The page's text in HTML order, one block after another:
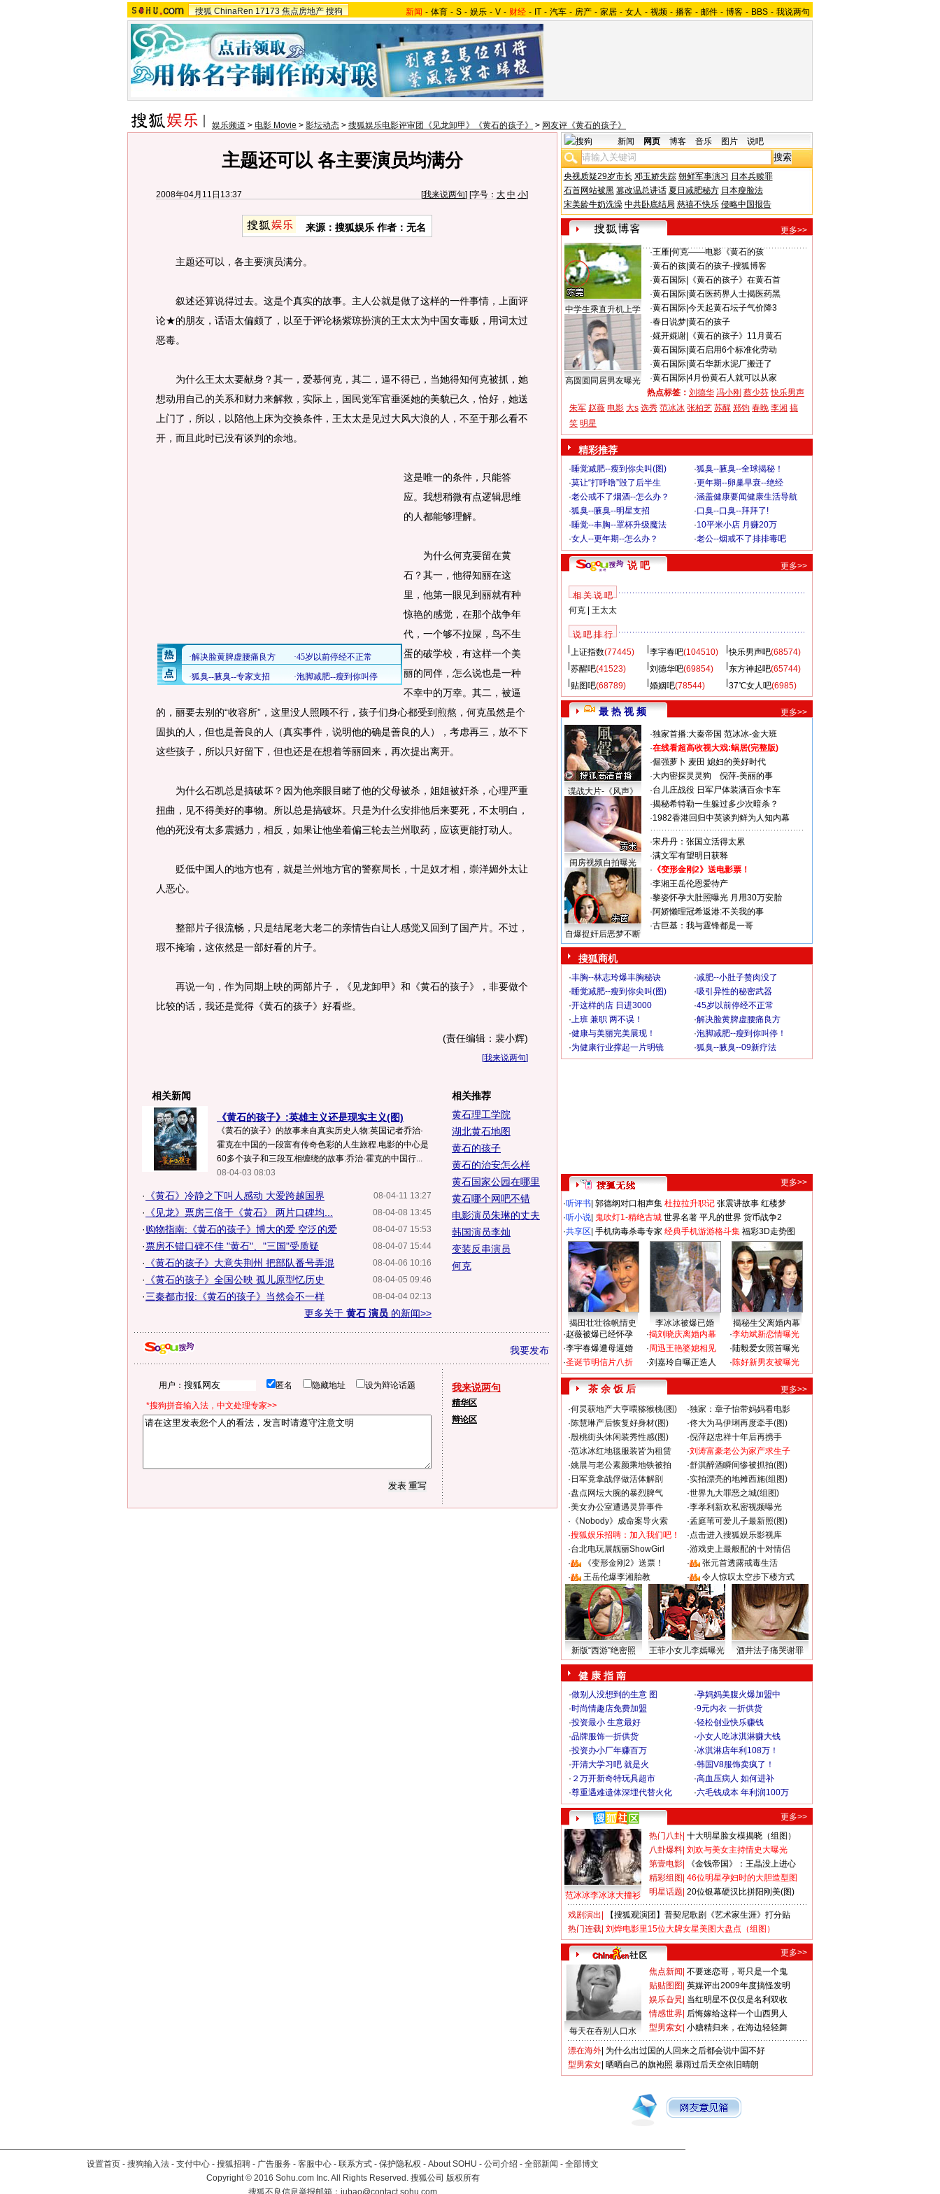
搜狐 ChinaRen 17173 焦点房地产 搜狗 新闻 - 体育 - S - 娱乐 - V - 财经 - IT - 汽车 - 房产 - 家居 - 女人 - 视频 - 播客 - 邮件 - 博客 - BBS - 我说两句
娱乐频道 > 电影 Movie > 影坛动态 > 搜狐娱乐电影评审团《见龙卸甲》《黄石的孩子》 > 网友评《黄石的孩子》
主题还可以 各主要演员均满分
2008年04月11日13:37 [我来说两句] [字号： 大 中 小]
来源：搜狐娱乐 作者：无名
主题还可以，各主要演员满分。
叙述还算说得过去。这是个真实的故事。主人公就是做了这样的一件事情，上面评
论★的朋友，话语太偏颇了，以至于评论杨紫琼扮演的王太太为中国女毒贩，用词太过
恶毒。
为什么王太太要献身？其一，爱慕何克，其二，逼不得已，当她得知何克被抓，她
想动用自己的关系和财力来解救，实际上，国民党军官垂涎她的美貌已久，恰好，她送
上门了，所以，以陪他上床为交换条件，王太太是见过大风大浪的人，不至于那么看不
开，而且此时已没有谈判的余地。
这是唯一的条件，只能答
应。我想稍微有点逻辑思维
的人都能够理解。
为什么何克要留在黄
石？其一，他得知丽在这
里，他第一眼见到丽就有种
惊艳的感觉，在那个战争年
代，一个够不拉屎，鸟不生
蛋的破学校，有这样一个美
丽的同伴，怎么说也是一种
不幸中的万幸。其二，被逼
的，丽要去别的“收容所”，这里没人照顾不行，孩子们身心都受到煎熬，何克虽然是个
固执的人，但也是善良的人（真实事件，说明他的确是善良的人），考虑再三，放不下
这些孩子，所以只好留下，但也还是在想着等丽回来，再次提出离开。
为什么石凯总是搞破坏？因为他亲眼目睹了他的父母被杀，姐姐被奸杀，心理严重
扭曲，见不得美好的事物。所以总是搞破坏。只是为什么安排他后来要死，不太明白，
他的死没有太多震撼力，相反，如果让他坐着偏三轮去兰州取药，应该更能打动人。
贬低中国人的地方也有，就是兰州地方官的警察局长，十足奴才相，崇洋媚外太让
人恶心。
整部片子很流畅，只是结尾老大老二的亲情告白让人感觉又回到了国产片。不过，
瑕不掩瑜，这依然是一部好看的片子。
再说一句，作为同期上映的两部片子，《见龙卸甲》和《黄石的孩子》，非要做个
比较的话，我还是觉得《黄石的孩子》好看些。
(责任编辑：裴小辉)
[我来说两句]
相关新闻
《黄石的孩子》:英雄主义还是现实主义(图)
《黄石的孩子》的故事来自真实历史人物:英国记者乔治·
霍克在中国的一段富有传奇色彩的人生旅程.电影的中心是
60多个孩子和三段互相缠绕的故事:乔治·霍克的中国行...
08-04-03 08:03
08-04-11 13:27
· 《黄石》冷静之下叫人感动 大爱跨越国界
08-04-08 13:45
· 《见龙》票房三倍于《黄石》 两片口碑均...
08-04-07 15:53
·购物指南:《黄石的孩子》博大的爱 空泛的爱
08-04-07 15:44
·票房不错口碑不佳 "黄石"、"三国"受质疑
08-04-06 10:16
· 《黄石的孩子》大意失荆州 把部队番号弄混
08-04-05 09:46
· 《黄石的孩子》全国公映 孤儿原型忆历史
08-04-04 02:13
·三秦都市报:《黄石的孩子》当然会不一样
更多关于 黄石 演员 的新闻>>
相关推荐
黄石理工学院
湖北黄石地图
黄石的孩子
黄石的治安怎么样
黄石国家公园在哪里
黄石哪个网吧不错
电影演员朱琳的丈夫
韩国演员李灿
变装反串演员
何克
我要发布
用户： 匿名 隐藏地址 设为辩论话题
*搜狗拼音输入法，中文处理专家>>
我来说两句
精华区
辩论区
新闻 网页 博客 音乐 图片 说吧
央视质疑29岁市长 邓玉娇失踪 朝鲜军事演习 日本兵赎罪
石首网站被黑 篡改温总讲话 夏日减肥秘方 日本瘦脸法
宋美龄牛奶洗澡 中共卧底结局 慈禧不快乐 侵略中国报告
更多>>
中学生乘直升机上学
高圆圆同居男友曝光
·王雁| 何克——电影《黄石的孩
·黄石的孩| 黄石的孩子-搜狐博客
·黄石国际|
《黄石的孩子》在黄石首
·黄石国际| 黄石医药界人士揭医药黑
·黄石国际| 今天起黄石坛子气价降3
·春日说梦| 黄石的孩子
·婲开婲谢|
《黄石的孩子》11月黄石
·黄石国际| 黄石启用6个标准化劳动
·黄石国际| 黄石华新水泥厂搬迁了
·黄石国际| 4月份黄石人就可以从家
热点标签： 刘德华 冯小刚 蔡少芬 快乐男声
朱军 赵薇 电影 大s 选秀 范冰冰 张柏芝 苏醒 郑钧 春晚 李湘 搞
笑 明星
精彩推荐
·睡觉减肥--瘦到你尖叫(图) ·狐臭--腋臭--全球揭秘！
·莫让“打呼噜”毁了后半生 ·更年期--卵巢早衰--绝经
·老公戒不了烟酒--怎么办？ ·涵盖健康要闻健康生活导航
·狐臭--腋臭--明星支招 ·口臭--口臭--拜拜了!
·睡觉--丰胸--罩杯升级魔法 ·10平米小店 月赚20万
·女人--更年期--怎么办？ ·老公--烟戒不了排排毒吧
说 吧 更多>>
相 关 说 吧
何克| 王太太
说 吧 排 行
上证指数(77445) 李宇春吧(104510) 快乐男声吧(68574)
苏醒吧(41523) 刘德华吧(69854) 东方神起吧(65744)
贴图吧(68789) 婚姻吧(78544) 37℃女人吧(6985)
最 热 视 频 更多>>
谍战大片-《风声》
闺房视频自拍曝光
自爆捉奸后恶梦不断
·独家首播:大秦帝国 范冰冰-金大班
·在线看超高收视大戏:蜗居(完整版)
·倔强萝卜 麦田 媳妇的美好时代
·大内密探灵灵狗
倪萍-美丽的事
·台儿庄战役 日军尸体装满百余卡车
·揭秘希特勒一生躲过多少次暗杀？
·1982香港回归中英谈判鲜为人知内幕
·宋丹丹：张国立活得太累
·满文军有望明日获释
· 《变形金刚2》送电影票！
·李湘王岳伦恩爱待产
·黎姿怀孕大肚照曝光 月用30万安胎
·阿娇懒理冠希返港:不关我的事
·古巨基：我与霆锋都是一哥
搜狐商机
·丰胸--林志玲爆丰胸秘诀 ·减肥--小肚子赘肉没了
·睡觉减肥--瘦到你尖叫(图) ·吸引异性的秘密武器
·开这样的店 日进3000 ·45岁以前停经不正常
·上班 兼职 两不误！ ·解决脸黄脾虚腰痛良方
·健康与美丽完美展现！ ·泡脚减肥--瘦到你叫停！
·为健康行业撑起一片明镜 ·狐臭--腋臭--09新疗法
更多>>
·听评书 郭德纲对口相声集 杜拉拉升职记 张震讲故事 红楼梦
·听小说 鬼吹灯1-精绝古城 世界名著 平凡的世界 货币战争2
·共享区 手机病毒杀毒专家 经典手机游游格斗集 福彩3D走势图
揭田壮壮徐帆情史 李冰冰被爆已婚
揭秘生父离婚内幕
·赵薇被爆已经怀孕
·李宇春爆遭母逼婚
·圣诞节明信片八折
·揭刘晓庆离婚内幕
·周迅王艳婆媳相见
·刘嘉玲自曝正造人
·李幼斌新恋情曝光
·陆毅爱女照首曝光
·陈好新男友被曝光
茶 余 饭 后
更多>>
·何炅获地产大亨喂猕猴桃(图) ·独家：章子怡带妈妈看电影
·陈慧琳产后恢复好身材(图) ·佟大为马伊琍再度牵手(图)
·殷桃街头休闲装秀性感(图) ·倪萍赵忠祥十年后再携手
·范冰冰红地毯服装皆为租赁 ·刘涛富豪老公为家产求生子
·姚晨与老公素颜乘地铁被拍 ·舒淇醉酒瞬间惨被抓拍(图)
· 日军竟拿战俘做活体解剖 ·实拍漂亮的地摊西施(组图)
·盘点网坛大腕的暴烈脾气 ·世界九大罪恶之城(组图)
·美女办公室遭遇灵异事件 ·李孝利新欢私密视频曝光
· 《Nobody》成命案导火索 ·孟庭苇可爱儿子最新照(图)
·搜狐娱乐招聘：加入我们吧！ ·点击进入搜狐娱乐影视库
·台北电玩展靓丽ShowGirl ·游戏史上最般配的十对情侣
·
《变形金刚2》送票！ ·
张元首透露戒毒生活
·
王岳伦爆李湘胎教 · 令人惊叹太空步下楼方式
新版“西游”绝密照 王菲小女儿李嫣曝光 酒井法子痛哭谢罪
健 康 指 南
·做别人没想到的生意 图 ·孕妈妈美腹火爆加盟中
·时尚情趣店免费加盟 ·9元内衣 一折供货
·投资最小 生意最好 ·轻松创业快乐赚钱
·品牌服饰一折供货 ·小女人吃冰淇淋赚大钱
·投资办小厂年赚百万 ·冰淇淋店年利108万！
·开清大学习吧 就是火 ·韩国V8服饰卖疯了！
· ２万开新奇特玩具超市 ·高血压病人 如何进补
·尊重遇难遗体深埋代替火化 ·六毛钱成本 年利润100万
更多>>
范冰冰李冰冰大撞衫
热门八卦 十大明星脸女模揭晓（组图）
八卦爆料 刘欢与美女主持情史大曝光
第壹电影
《金钱帝国》：王晶没上进心
精彩组图 46位明星孕妇时的大胆造型图
明星话题 20位银幕硬汉比拼阳刚美(图)
戏剧演出
【搜狐观演团】普契尼歌剧《艺术家生涯》打分贴
热门连载 刘烨电影里15位大牌女星美图大盘点（组图）
更多>>
每天在吞别人口水
焦点新闻 不要迷恋哥，哥只是一个鬼
贴贴图图 英媒评出2009年度搞怪发明
娱乐旮旯 当红明星不仅仅是名利双收
情感世界 后悔嫁给这样一个山西男人
型男索女 小糖精归来，在海边轻轻舞
漂在海外 为什么出过国的人回来之后都会说中国不好
型男索女 晒晒自己的旗袍照 暴雨过后天空依旧晴朗
设置首页 - 搜狗输入法 - 支付中心 - 搜狐招聘 - 广告服务 - 客服中心 - 联系方式 - 保护隐私权 - About SOHU - 公司介绍 - 全部新闻 - 全部博文
Copyright©2016 Sohu.com Inc. All Rights Reserved. 搜狐公司 版权所有
搜狐不良信息举报邮箱： jubao@contact.sohu.com